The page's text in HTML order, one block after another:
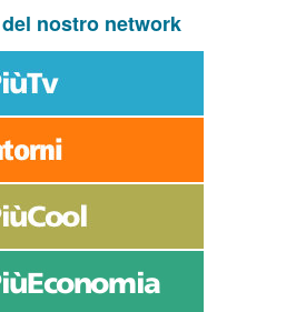
nostro network